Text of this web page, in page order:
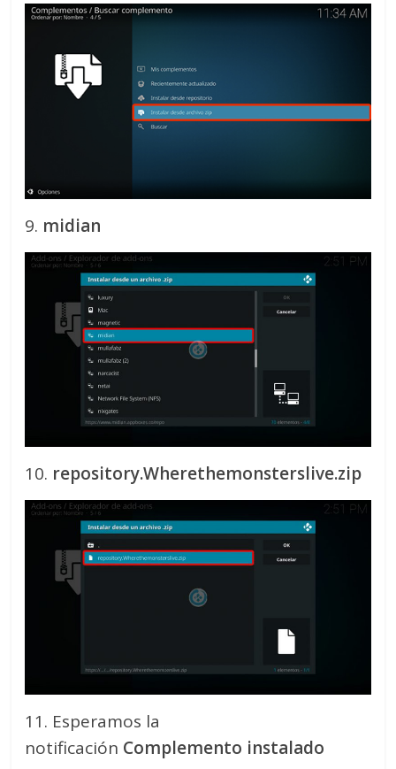
9. midian
10. repository.Wherethemonsterslive.zip
11. Esperamos la
notificación Complemento instalado